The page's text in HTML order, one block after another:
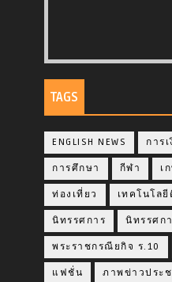
TAGS
ENGLISH NEWS การ
การศึกษา กีฬา เ
ท่องเที่ยว เทคโนโล
นิทรรศการ นิทรรศก
พระราชกรณียกิจ ร.10
แฟชั่น ภาพข่าวประ